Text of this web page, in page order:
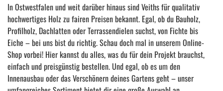
In Ostwestfalen und weit darüber hinaus sind Veiths für qualitativ
hochwertiges Holz zu fairen Preisen bekannt. Egal, ob du Bauholz,
Profilholz, Dachlatten oder Terrassendielen suchst, von Fichte bis
Eiche – bei uns bist du richtig. Schau doch mal in unserem Online-
Shop vorbei! Hier kannst du alles, was du für dein Projekt brauchst,
einfach und preisgünstig bestellen. Und egal, ob es um den
Innenausbau oder das Verschönern deines Gartens geht – unser